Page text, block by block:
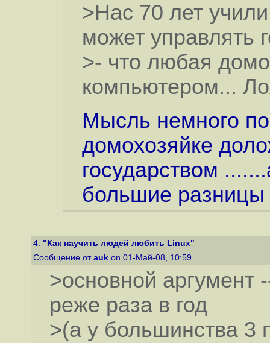
>Нас 70 лет
может управлять
>- что любая
компьютером...
Мысль немного
домохозяйке
государством
большие разницы
4. "Как научить людей любить Linux"
Сообщение от auk on 01-Май-08, 10:59
>основной аргумент
реже раза в год
>(а у большинства 3